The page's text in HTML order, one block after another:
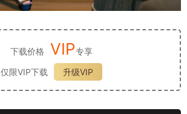
下载价格 VIP专享
仅限VIP下载
升级VIP